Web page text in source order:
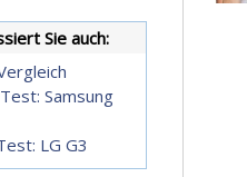
Sie auch:
Samsung
LG G3